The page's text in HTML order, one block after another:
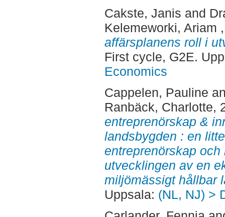
Cakste, Janis and
Kelemeworki, Ariam
affärsplanens roll i
First cycle, G2E.
Economics
Cappelen, Pauline
Ranbäck, Charlotte,
entreprenörskap &
landsbygden : en
entreprenörskap
utvecklingen av en
miljömässigt hållbar
Uppsala: (NL, NJ) >